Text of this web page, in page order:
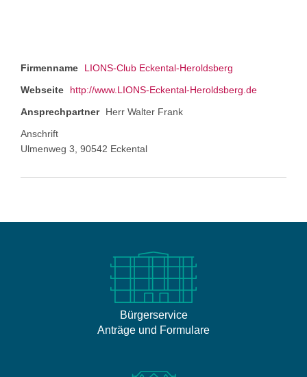
Firmenname
LIONS-Club Eckental-Heroldsberg
Webseite
http://www.LIONS-Eckental-Heroldsberg.de
Ansprechpartner
Herr Walter Frank
Anschrift
Ulmenweg 3, 90542 Eckental
Bürgerservice
Anträge und Formulare